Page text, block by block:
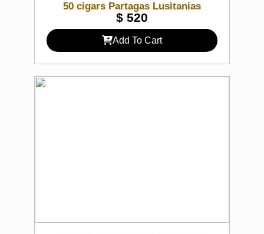
50 cigars Partagas Lusitanias
$ 520
Add To Cart